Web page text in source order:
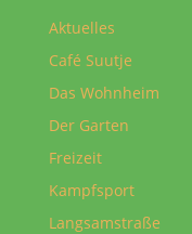
Aktuelles
Café Suutje
Das Wohnheim
Der Garten
Freizeit
Kampfsport
Langsamstraße